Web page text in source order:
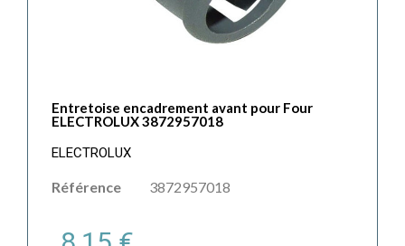
Entretoise encadrement avant pour Four
ELECTROLUX 3872957018
ELECTROLUX
Référence 3872957018